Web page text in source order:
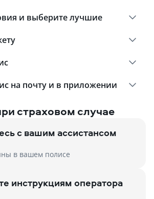
и выберите лучшие
на почту и в приложении
страховом случае
с вашим ассистансом
в вашем полисе
инструкциям оператора